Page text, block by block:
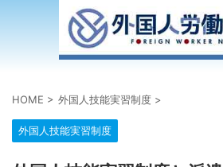
HOME > 外国人技能実習制度 >
外国人技能実習制度